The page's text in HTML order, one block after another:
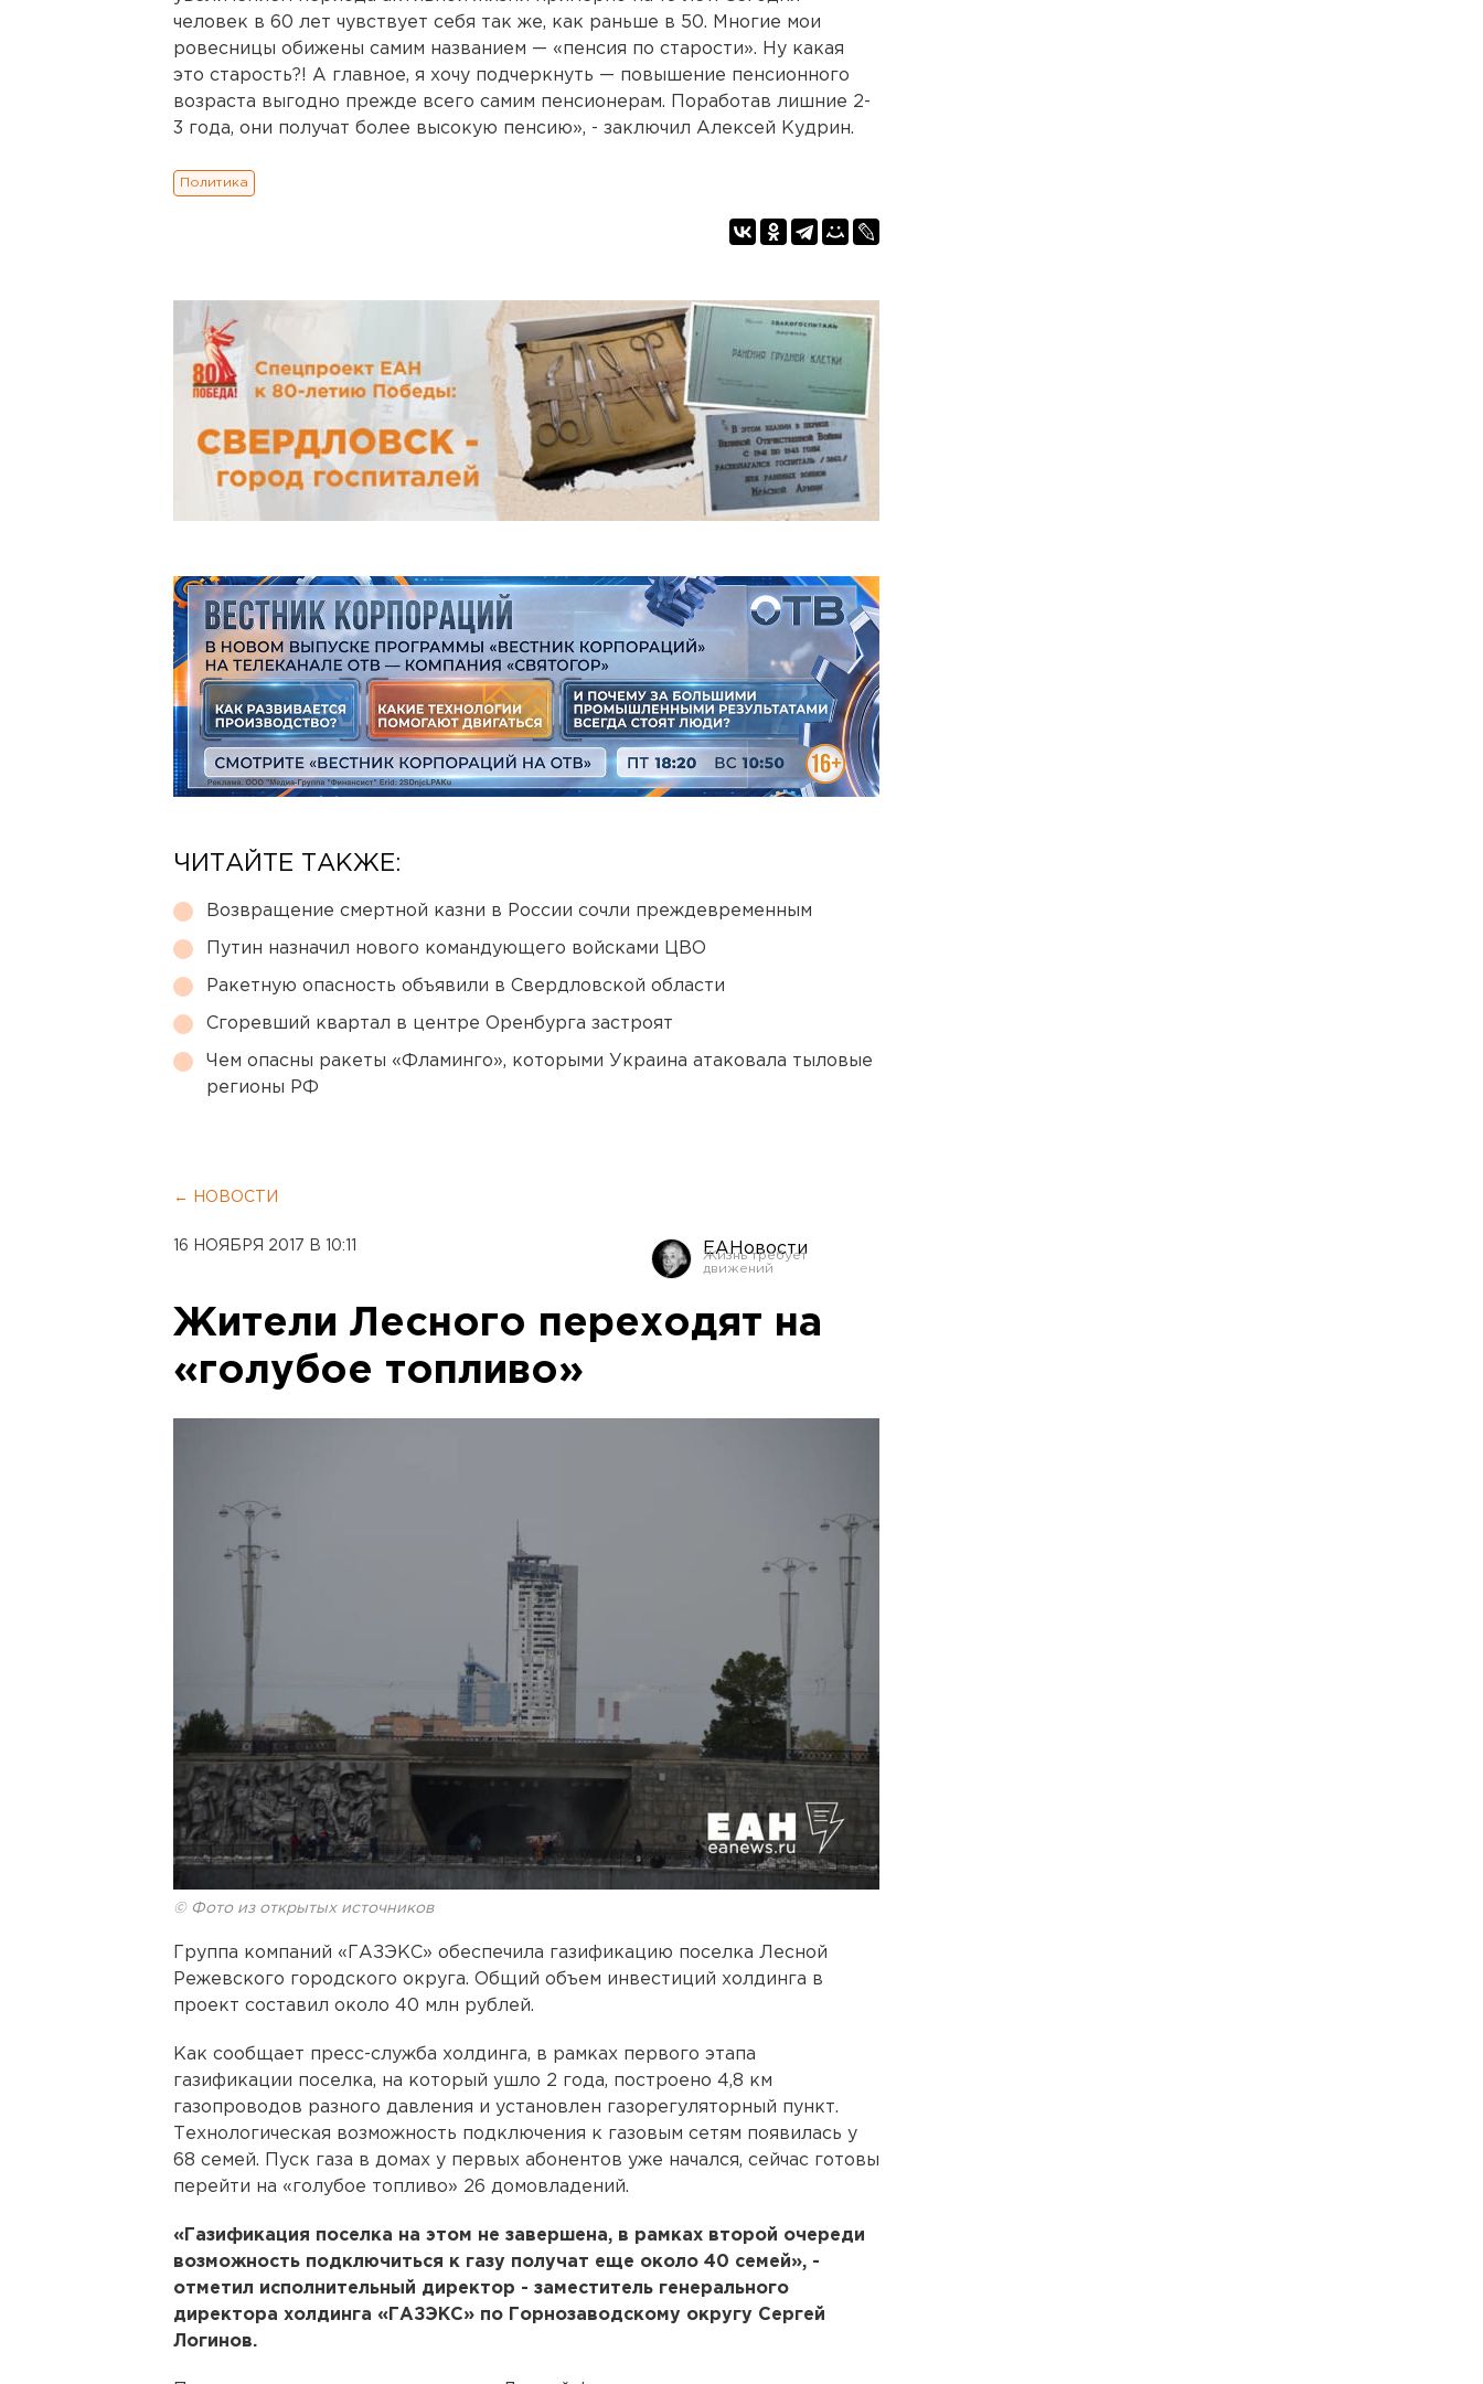
человек в 60 лет чувствует себя так же, как раньше в 50. Многие мои
ровесницы обижены самим названием — «пенсия по старости». Ну какая
это старость?! А главное, я хочу подчеркнуть — повышение пенсионного
возраста выгодно прежде всего самим пенсионерам. Поработав лишние 2-
3 года, они получат более высокую пенсию», - заключил Алексей Кудрин.
Политика
ЧИТАЙТЕ ТАКЖЕ:
Возвращение смертной казни в России сочли преждевременным
Путин назначил нового командующего войсками ЦВО
Ракетную опасность объявили в Свердловской области
Сгоревший квартал в центре Оренбурга застроят
Чем опасны ракеты «Фламинго», которыми Украина атаковала тыловые
регионы РФ
← НОВОСТИ
16 НОЯБРЯ 2017 В 10:11 ЕАНовости
Жители Лесного переходят на
«голубое топливо»
© Фото из открытых источников
Группа компаний «ГАЗЭКС» обеспечила газификацию поселка Лесной
Режевского городского округа. Общий объем инвестиций холдинга в
проект составил около 40 млн рублей.
Как сообщает пресс-служба холдинга, в рамках первого этапа
газификации поселка, на который ушло 2 года, построено 4,8 км
газопроводов разного давления и установлен газорегуляторный пункт.
Технологическая возможность подключения к газовым сетям появилась у
68 семей. Пуск газа в домах у первых абонентов уже начался, сейчас готовы
перейти на «голубое топливо» 26 домовладений.
«Газификация поселка на этом не завершена, в рамках второй очереди
возможность подключиться к газу получат еще около 40 семей», -
отметил исполнительный директор - заместитель генерального
директора холдинга «ГАЗЭКС» по Горнозаводскому округу Сергей
Логинов.